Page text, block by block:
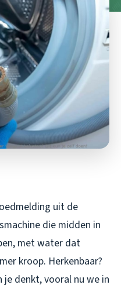
uit de
die midden in
met water dat
kroop. Herkenbaar?
denkt, vooral nu we in